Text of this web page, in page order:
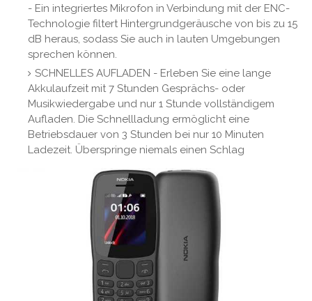
- Ein integriertes Mikrofon in Verbindung mit der ENC-
Technologie filtert Hintergrundgeräusche von bis zu 15
dB heraus, sodass Sie auch in lauten Umgebungen
sprechen können.
SCHNELLES AUFLADEN - Erleben Sie eine lange
Akkulaufzeit mit 7 Stunden Gesprächs- oder
Musikwiedergabe und nur 1 Stunde vollständigem
Aufladen. Die Schnellladung ermöglicht eine
Betriebsdauer von 3 Stunden bei nur 10 Minuten
Ladezeit. Überspringe niemals einen Schlag